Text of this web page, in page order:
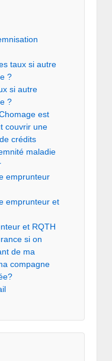
taux si autre
?
si autre
?
est
couvrir une
crédits
maladie
emprunteur
emprunteur et
et RQTH
si on
de ma
compagne